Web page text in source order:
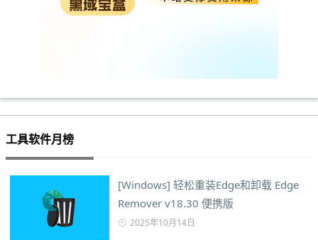
工具软件月榜
[Windows] 轻松重装Edge和卸载 Edge
Remover v18.30 便携版
2025年10月14日